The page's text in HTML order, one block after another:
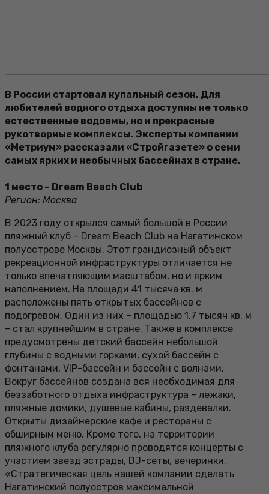
В России стартовал купальный сезон. Для
любителей водного отдыха доступны не только
естественные водоемы, но и прекрасные
рукотворные комплексы. Эксперты компании
«Метриум» рассказали «Стройгазете» о семи
самых ярких и необычных бассейнах в стране.
1 место – Dream Beach Club
Регион: Москва
В 2023 году открылся самый большой в России
пляжный клуб – Dream Beach Club на Нагатинском
полуострове Москвы. Этот грандиозный объект
рекреационной инфраструктуры отличается не
только впечатляющим масштабом, но и ярким
наполнением. На площади 41 тысяча кв. м
расположены пять открытых бассейнов с
подогревом. Один из них – площадью 1,7 тысяч кв. м
– стал крупнейшим в стране. Также в комплексе
предусмотрены детский бассейн небольшой
глубины с водными горками, сухой бассейн с
фонтанами, VIP-бассейн и бассейн с волнами.
Вокруг бассейнов создана вся необходимая для
беззаботного отдыха инфраструктура – лежаки,
пляжные домики, душевые кабины, раздевалки.
Открыты дизайнерские кафе и рестораны с
обширным меню. Кроме того, на территории
пляжного клуба регулярно проводятся концерты с
участием звезд эстрады, DJ-сеты, вечеринки.
«Стратегическая цель нашей компании сделать
Нагатинский полуостров максимальной